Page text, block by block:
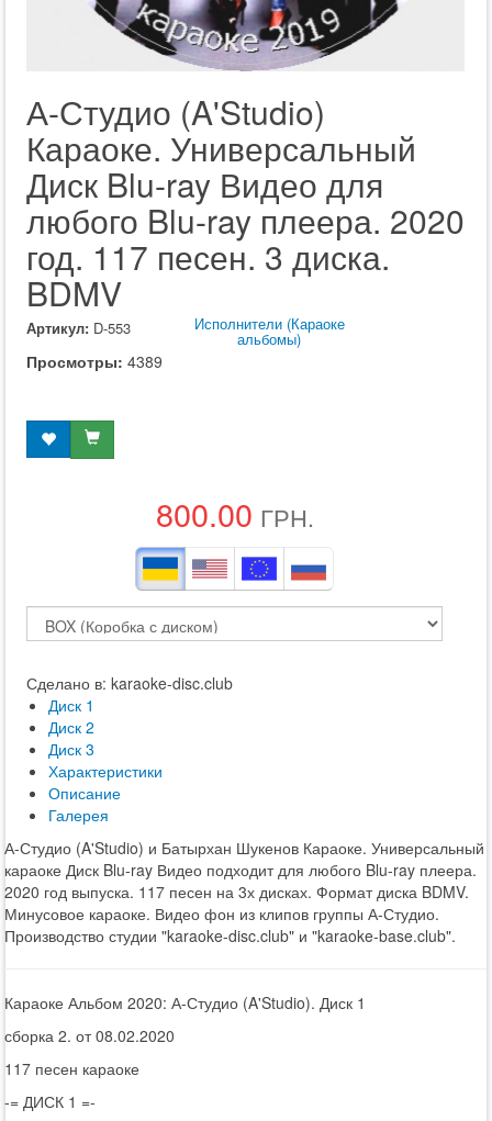
А-Студио (A'Studio)
Караоке. Универсальный
Диск Blu-ray Видео для
любого Blu-ray плеера. 2020
год. 117 песен. 3 диска.
BDMV
Артикул: D-553 Исполнители (Караоке
альбомы)
Просмотры: 4389
800.00 ГРН.
Сделано в: karaoke-disc.club
Диск 1
Диск 2
Диск 3
Характеристики
Описание
Галерея
А-Студио (A'Studio) и Батырхан Шукенов Караоке. Универсальный
караоке Диск Blu-ray Видео подходит для любого Blu-ray плеера.
2020 год выпуска. 117 песен на 3х дисках. Формат диска BDMV.
Минусовое караоке. Видео фон из клипов группы А-Студио.
Производство студии "karaoke-disc.club" и "karaoke-base.club".
Караоке Альбом 2020: А-Студио (A'Studio). Диск 1
сборка 2. от 08.02.2020
117 песен караоке
-= ДИСК 1 =-